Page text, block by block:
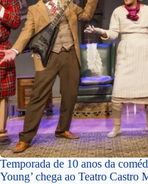
Temporada de 10 anos da
Young’ chega ao Teatro Castro